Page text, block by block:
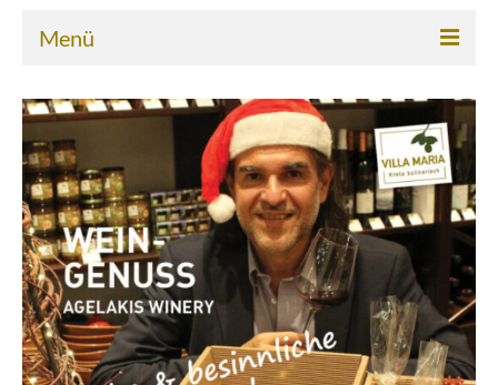
Menü
Home
Über uns
Partnerfirmen
Kreta
Zakros
Gergeri
Houdetsi